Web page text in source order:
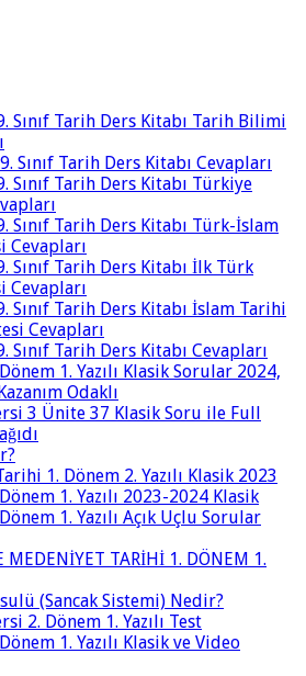
Sınıf Tarih Ders Kitabı Tarih Bilimi
Sınıf Tarih Ders Kitabı Cevapları
Sınıf Tarih Ders Kitabı Türkiye
Sınıf Tarih Ders Kitabı Türk-İslam
Cevapları
Sınıf Tarih Ders Kitabı İlk Türk
Cevapları
Sınıf Tarih Ders Kitabı İslam Tarihi
Cevapları
Sınıf Tarih Ders Kitabı Cevapları
1. Yazılı Klasik Sorular 2024,
Odaklı
3 Ünite 37 Klasik Soru ile Full
1. Dönem 2. Yazılı Klasik 2023
1. Yazılı 2023-2024 Klasik
1. Yazılı Açık Uçlu Sorular
MEDENİYET TARİHİ 1. DÖNEM 1.
(Sancak Sistemi) Nedir?
2. Dönem 1. Yazılı Test
1. Yazılı Klasik ve Video